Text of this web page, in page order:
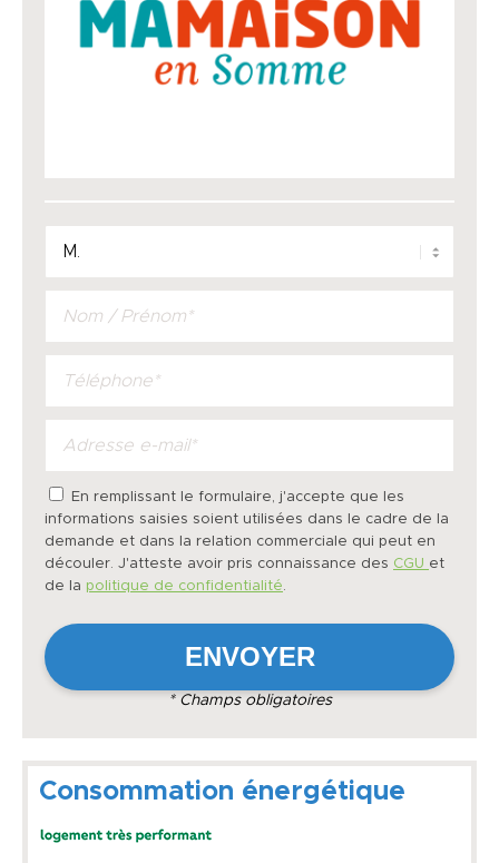
En remplissant le formulaire, j'accepte que les
informations saisies soient utilisées dans le cadre de la
demande et dans la relation commerciale qui peut en
découler. J'atteste avoir pris connaissance des CGU et
de la politique de confidentialité.
* Champs obligatoires
Consommation énergétique